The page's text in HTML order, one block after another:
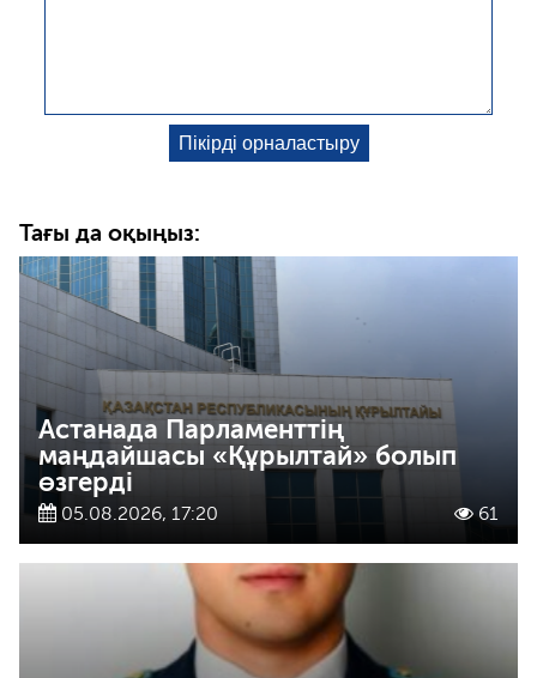
Тағы да оқыңыз:
Астанада Парламенттің
маңдайшасы «Құрылтай» болып
өзгерді
05.08.2026, 17:20 61